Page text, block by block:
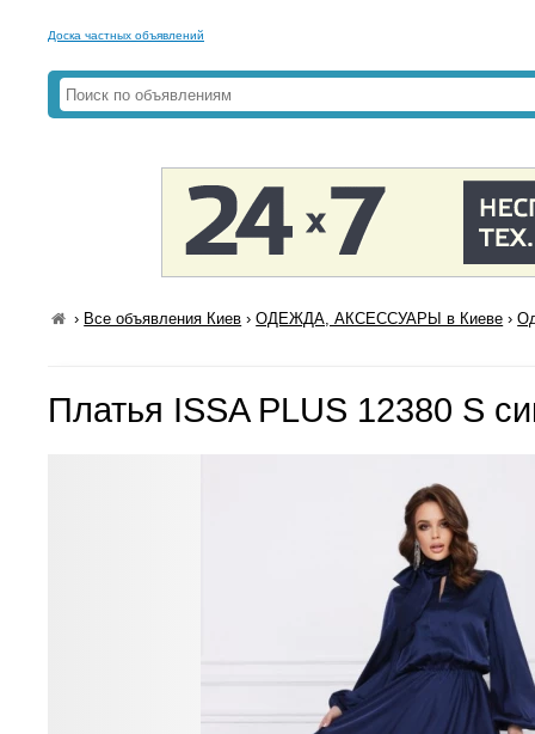
Доска частных объявлений
› Все объявления Киев ›ОДЕЖДА, АКСЕССУАРЫ в Киеве ›
Платья ISSA PLUS 12380 S